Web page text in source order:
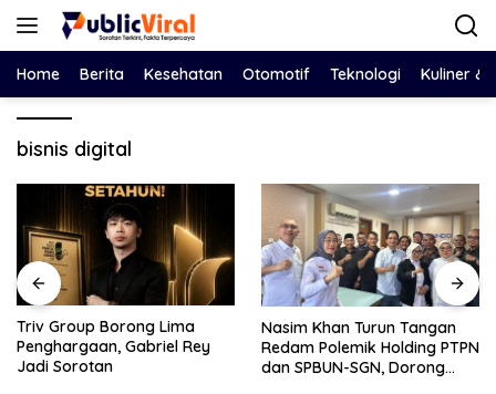
Langsung
Home Berita Kesehatan Otomotif Teknologi Kuliner &
bisnis digital
Nasim Khan Turun Tangan
Redam Polemik Holding PTPN
dan SPBUN-SGN, Dorong
Bawa Salinan LHP BPK ke
DPRD, Eko Febriyanto Ajak
Dewan Adu Data dan